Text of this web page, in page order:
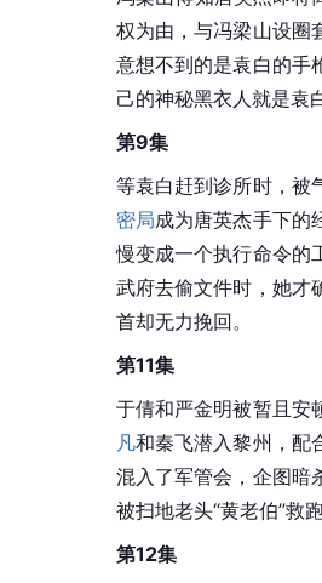
权为由，与冯梁山设圈
意想不到的是袁白的手
己的神秘黑衣人就是袁
第9集
等袁白赶到诊所时，被
密局成为唐英杰手下的
慢变成一个执行命令的
武府去偷文件时，她才
首却无力挽回。
第11集
于倩和严金明被暂且安
凡和秦飞潜入黎州，配
混入了军管会，企图暗
被扫地老头“黄老伯”救
第12集